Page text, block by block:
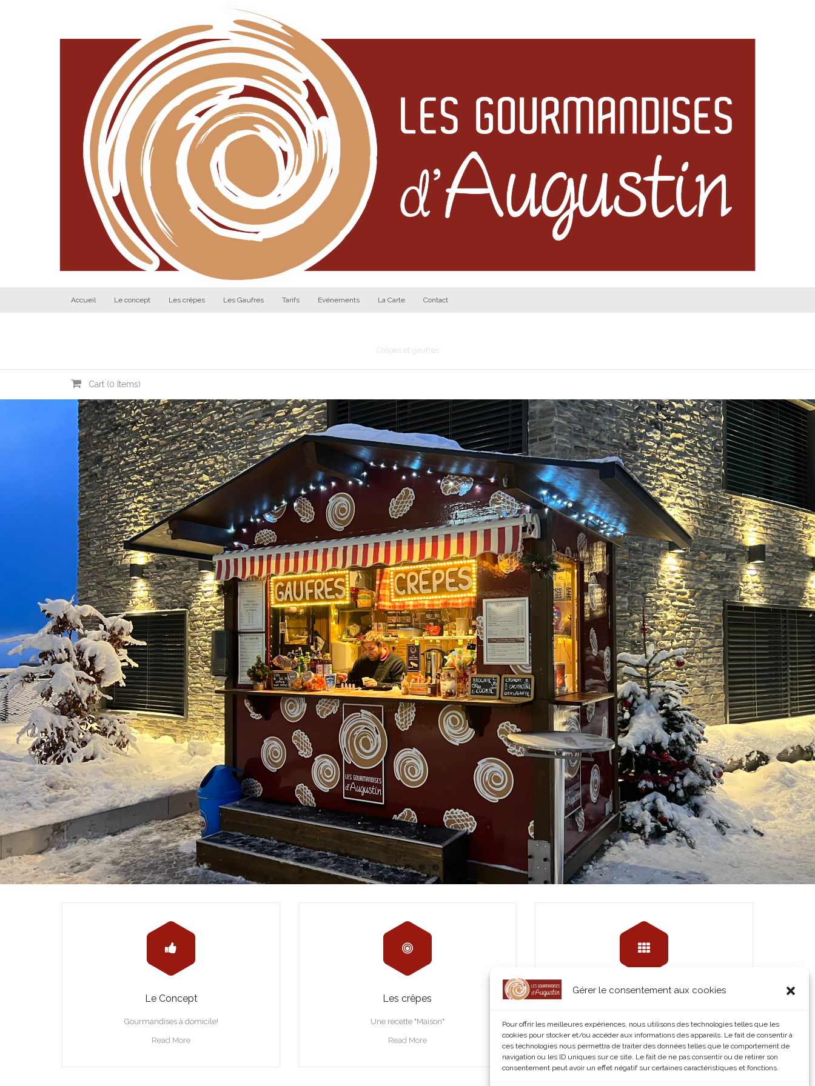
Gérer le consentement aux cookies
Pour offrir les meilleures expériences, nous utilisons des technologies telles que les
cookies pour stocker et/ou accéder aux informations des appareils. Le fait de consentir à
ces technologies nous permettra de traiter des données telles que le comportement de
navigation ou les ID uniques sur ce site. Le fait de ne pas consentir ou de retirer son
consentement peut avoir un effet négatif sur certaines caractéristiques et fonctions.
Accueil Le concept Les crêpes Les Gaufres Tarifs Evénements La Carte Contact
Crêpes et gaufres
Cart (0 Items)
Le Concept
Gourmandises à domicile!
Read More
Les crêpes
Une recette "Maison"
Read More
©Waffle King
Read More